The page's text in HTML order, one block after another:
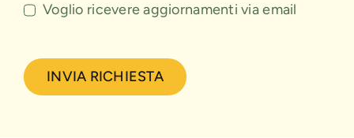
Voglio ricevere aggiornamenti via email
INVIA RICHIESTA